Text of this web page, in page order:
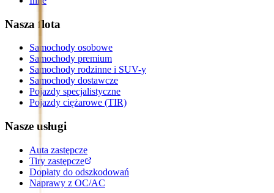
Nasza flota
Samochody osobowe
Samochody premium
Samochody rodzinne i SUV-y
Samochody dostawcze
Pojazdy specjalistyczne
Pojazdy ciężarowe (TIR)
Nasze usługi
Auta zastępcze
Tiry zastępcze
Dopłaty do odszkodowań
Naprawy z OC/AC